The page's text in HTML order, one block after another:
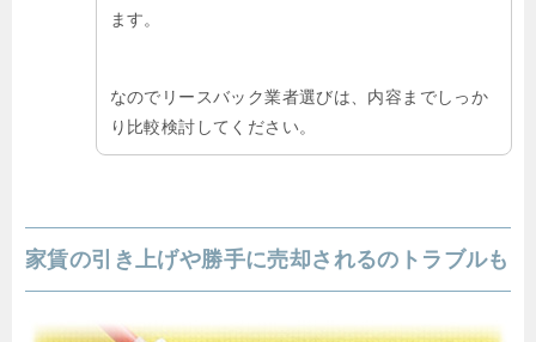
ます。
なのでリースバック業者選びは、内容までしっか
り比較検討してください。
家賃の引き上げや勝手に売却されるのトラブルも